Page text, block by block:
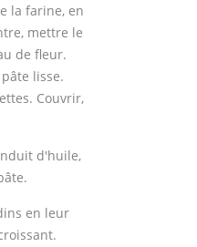
la farine, en
mettre le
de fleur.
lisse.
Couvrir,
d'huile,
en leur